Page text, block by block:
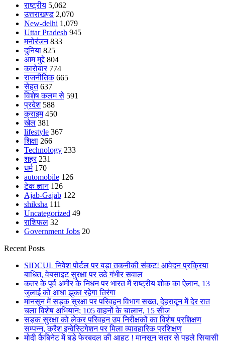
राष्ट्रीय 5,062
उत्तराखण्ड 2,070
New-delhi 1,079
Uttar Pradesh 945
मनोरंजन 833
दुनिया 825
आम मुद्दे 804
कारोबार 774
राजनीतिक 665
सेहत 637
विशेष कलम से 591
प्रदेश 588
क्राइम 450
खेल 381
lifestyle 367
शिक्षा 266
Technology 233
शहर 231
धर्म 170
automobile 126
टेक ज्ञान 126
Ajab-Gajab 122
shiksha 111
Uncategorized 49
राशिफल 32
Government Jobs 20
Recent Posts
SIDCUL निवेश पोर्टल पर बड़ा तकनीकी संकट! आवेदन प्रक्रिया
बाधित, वेबसाइट सुरक्षा पर उठे गंभीर सवाल
कतर के पूर्व अमीर के निधन पर भारत में राष्ट्रीय शोक का ऐलान, 13
जुलाई को आधा झुका रहेगा तिरंगा
मानसून में सड़क सुरक्षा पर परिवहन विभाग सख्त, देहरादून में देर रात
चला विशेष अभियान; 105 वाहनों के चालान, 15 सीज
सड़क सुरक्षा को लेकर परिवहन उप निरीक्षकों का विशेष प्रशिक्षण
सम्पन्न, क्रैश इन्वेस्टिगेशन पर मिला व्यावहारिक प्रशिक्षण
मोदी कैबिनेट में बड़े फेरबदल की आहट ! मानसून सत्र से पहले सियासी